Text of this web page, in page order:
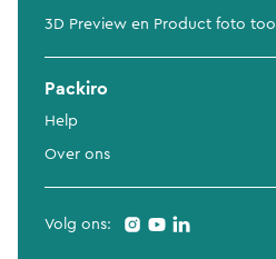
3D Preview en Product foto tool
Packiro
Help
Over ons
Volg ons: